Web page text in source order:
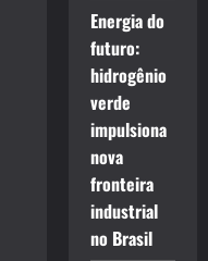
Energia do
futuro:
hidrogênio
verde
impulsiona
nova
fronteira
industrial
no Brasil